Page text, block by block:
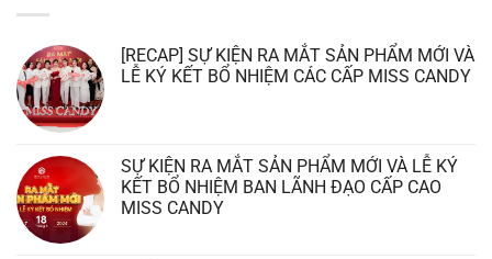
[RECAP] SỰ KIỆN RA MẮT SẢN PHẨM MỚI VÀ
LỄ KÝ KẾT BỔ NHIỆM CÁC CẤP MISS CANDY
SỰ KIỆN RA MẮT SẢN PHẨM MỚI VÀ LỄ KÝ
KẾT BỔ NHIỆM BAN LÃNH ĐẠO CẤP CAO
MISS CANDY